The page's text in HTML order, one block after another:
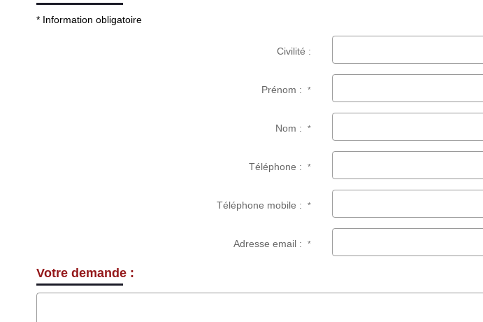
* Information obligatoire
Civilité :
Prénom :*
Nom :*
Téléphone :*
Téléphone mobile :*
Adresse email :*
Votre demande :